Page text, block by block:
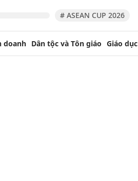
# ASEAN CUP 2026
doanh Dân tộc và Tôn giáo Giáo dục